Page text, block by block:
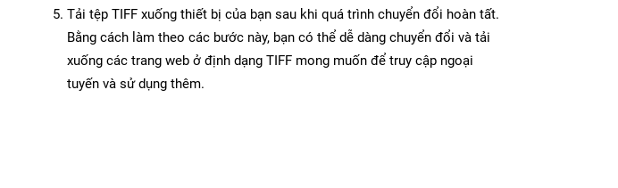
Tải tệp TIFF xuống thiết bị của bạn sau khi quá trình chuyển đổi hoàn tất.
Bằng cách làm theo các bước này, bạn có thể dễ dàng chuyển đổi và tải
xuống các trang web ở định dạng TIFF mong muốn để truy cập ngoại
tuyến và sử dụng thêm.